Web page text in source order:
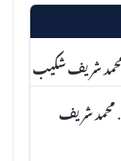
محمد شریف شکیب
شریف